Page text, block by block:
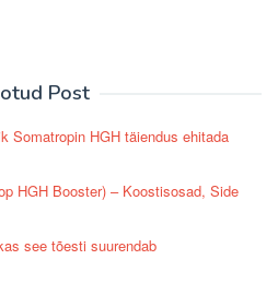
Post
Somatropin HGH täiendus ehitada
HGH Booster) – Koostisosad, Side
see tõesti suurendab